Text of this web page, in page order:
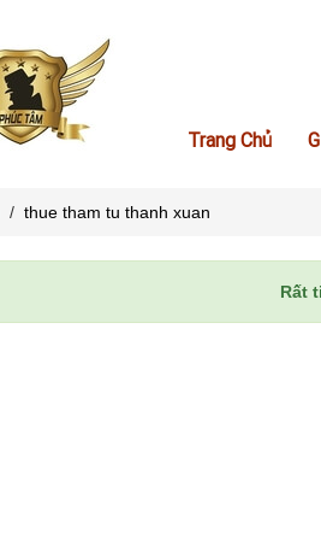
Trang Chủ
/ thue tham tu thanh xuan
Rất